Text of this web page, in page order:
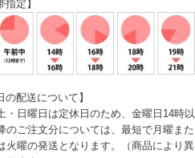
指定】
の配送について】
・日曜日は定休日のため、金曜日14時以
のご注文分については、最短で月曜また
火曜の発送となります。（商品により異